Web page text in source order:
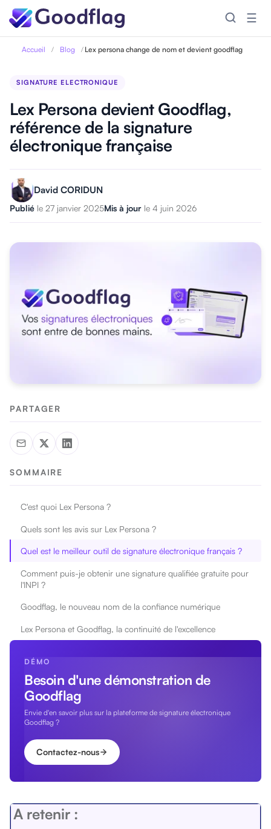
☰
Accueil / Blog / Lex persona change de nom et devient goodflag
SIGNATURE ELECTRONIQUE
Lex Persona devient Goodflag,
référence de la signature
électronique française
David CORIDUN
Publié le 27 janvier 2025Mis à jour le 4 juin 2026
PARTAGER
SOMMAIRE
C'est quoi Lex Persona ?
Quels sont les avis sur Lex Persona ?
Quel est le meilleur outil de signature électronique français ?
Comment puis-je obtenir une signature qualifiée gratuite pour
l'INPI ?
Goodflag, le nouveau nom de la confiance numérique
Lex Persona et Goodflag, la continuité de l'excellence
DÉMO
Besoin d'une démonstration de
Goodflag
Envie d'en savoir plus sur la plateforme de signature électronique
Goodflag ?
Contactez-nous
A retenir :